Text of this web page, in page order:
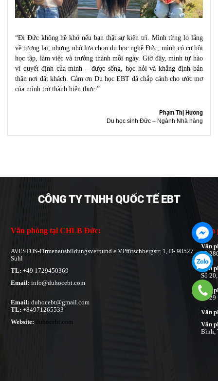
“Đi Đức không hề khó nếu bạn thật sự kiên trì. Mình từng lo lắng
về tương lai, nhưng nhờ lựa chọn du học nghề Đức, mình có cơ hội
học tập, làm việc và trưởng thành mỗi ngày. Giờ đây, mình tự hào
vì quyết định của mình – được sống, học hỏi và khẳng định bản
thân nơi đất khách. Cảm ơn Du học EBT đã chắp cánh cho ước mơ
của mình trở thành hiện thực.”
Phạm Thị Hương
Du học sinh Đức – Ngành Nhà hàng
CÔNG TY TNHH QUỐC TẾ EBT
Văn phòng tại CHLB Đức:
AVESTOS-Firmenausbildungsverbund e.V.Pfütschbergstr. 1, D- 98527
Suhl
TL: +49 1729450369
Email:info@duhocebt.com
Email:duhocebt@gmail.com
TL: +84971265533
Website: duhocebt.com
Văn
Văn
Số
Văn
Số
Văn
Số
Văn
Văn
Bình,